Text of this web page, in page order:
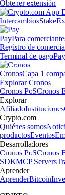
Obtener extensión
IntercambiosStake
PayPara
Registro de
Terminal de pago
CronosCapa 1
Explorar Cronos
Cronos PoSCronos
Explorar
AfiliadoInstituciones
Crypto.com
Quiénes somos
productosEventos
Desarrolladores
Cronos PoSCronos
SDKMCP Servers
Aprender
AprenderBitcoin